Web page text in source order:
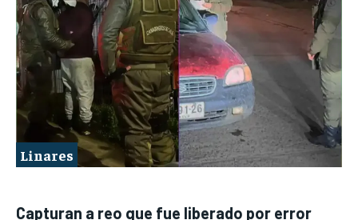
Linares
Capturan a reo que fue liberado por error